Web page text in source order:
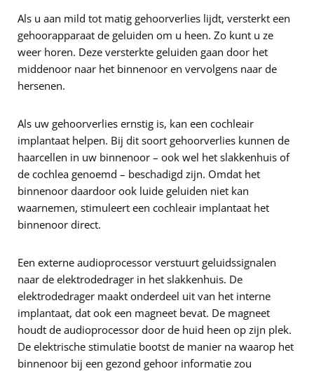
Als u aan mild tot matig gehoorverlies lijdt, versterkt een
gehoorapparaat de geluiden om u heen. Zo kunt u ze
weer horen. Deze versterkte geluiden gaan door het
middenoor naar het binnenoor en vervolgens naar de
hersenen.
Als uw gehoorverlies ernstig is, kan een cochleair
implantaat helpen. Bij dit soort gehoorverlies kunnen de
haarcellen in uw binnenoor – ook wel het slakkenhuis of
de cochlea genoemd – beschadigd zijn. Omdat het
binnenoor daardoor ook luide geluiden niet kan
waarnemen, stimuleert een cochleair implantaat het
binnenoor direct.
Een externe audioprocessor verstuurt geluidssignalen
naar de elektrodedrager in het slakkenhuis. De
elektrodedrager maakt onderdeel uit van het interne
implantaat, dat ook een magneet bevat. De magneet
houdt de audioprocessor door de huid heen op zijn plek.
De elektrische stimulatie bootst de manier na waarop het
binnenoor bij een gezond gehoor informatie zou